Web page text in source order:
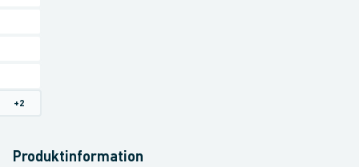
+2
Produktinformation